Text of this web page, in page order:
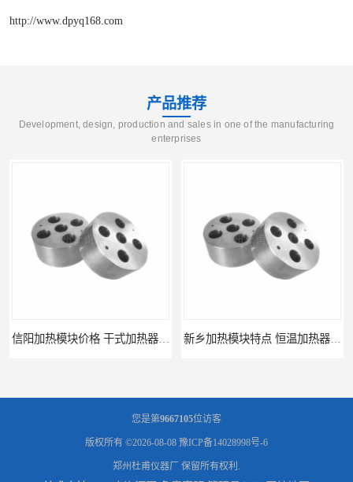
http://www.dpyq168.com
产品推荐
Development, design, production and sales in one of the manufacturing
enterprises
您是第9667105位访客
版权所有 ©2026-08-08 豫ICP备14028998号-6
郑州杜甫仪器厂 保留所有权利.